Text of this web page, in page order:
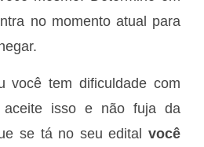
no momento atual para
você tem dificuldade com
aceite isso e não fuja da
se tá no seu edital você